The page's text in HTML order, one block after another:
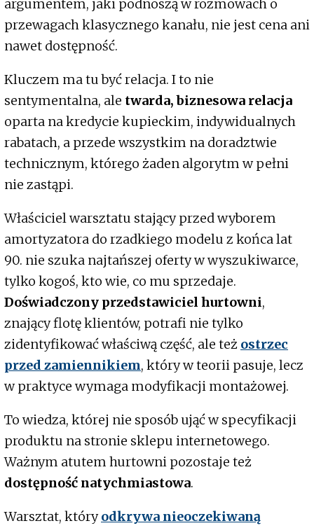
argumentem, jaki podnoszą w rozmowach o
przewagach klasycznego kanału, nie jest cena ani
nawet dostępność.
Kluczem ma tu być relacja. I to nie
sentymentalna, ale twarda, biznesowa relacja
oparta na kredycie kupieckim, indywidualnych
rabatach, a przede wszystkim na doradztwie
technicznym, którego żaden algorytm w pełni
nie zastąpi.
Właściciel warsztatu stający przed wyborem
amortyzatora do rzadkiego modelu z końca lat
90. nie szuka najtańszej oferty w wyszukiwarce,
tylko kogoś, kto wie, co mu sprzedaje.
Doświadczony przedstawiciel hurtowni,
znający flotę klientów, potrafi nie tylko
zidentyfikować właściwą część, ale też ostrzec
przed zamiennikiem, który w teorii pasuje, lecz
w praktyce wymaga modyfikacji montażowej.
To wiedza, której nie sposób ująć w specyfikacji
produktu na stronie sklepu internetowego.
Ważnym atutem hurtowni pozostaje też
dostępność natychmiastowa.
Warsztat, któryodkrywa nieoczekiwaną